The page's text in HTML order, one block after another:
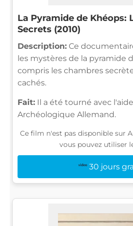
La Pyramide de Khéops:
Secrets (2010)
Description: Ce
les mystères de la pyramide
compris les chambres
cachés.
Fait: Il a été tourné avec
Archéologique Allemand.
Ce film n'est pas disponible sur
vous pouvez utiliser
30 jours